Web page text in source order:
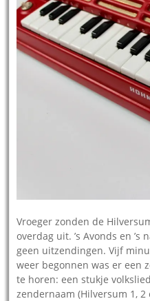
Vroeger zonden de
overdag uit. ’s Avonds en
geen uitzendingen. Vijf
weer begonnen was er een
te horen: een stukje
zendernaam (Hilversum 1, 2